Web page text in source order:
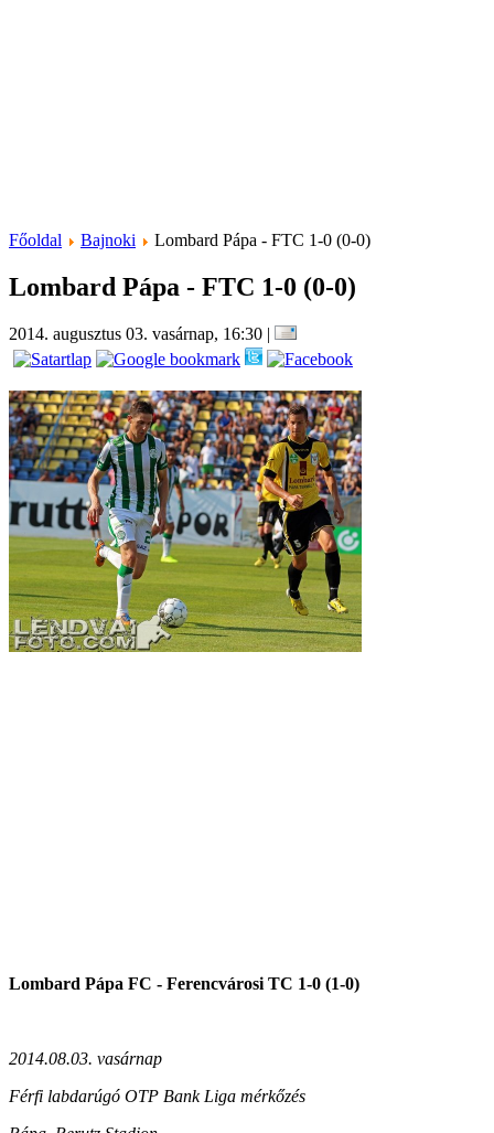
Főoldal Bajnoki Lombard Pápa - FTC 1-0 (0-0)
Lombard Pápa - FTC 1-0 (0-0)
2014. augusztus 03. vasárnap, 16:30 |
Lombard Pápa FC - Ferencvárosi TC 1-0 (1-0)
2014.08.03. vasárnap
Férfi labdarúgó OTP Bank Liga mérkőzés